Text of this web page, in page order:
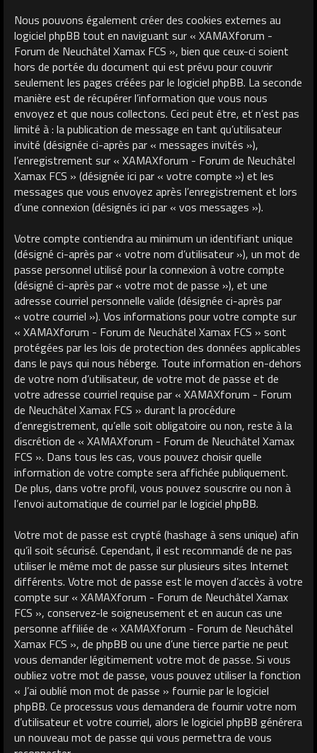
Nous pouvons également créer des cookies externes au
logiciel phpBB tout en naviguant sur « XAMAXforum -
Forum de Neuchâtel Xamax FCS », bien que ceux-ci soient
hors de portée du document qui est prévu pour couvrir
seulement les pages créées par le logiciel phpBB. La seconde
manière est de récupérer l’information que vous nous
envoyez et que nous collectons. Ceci peut être, et n’est pas
limité à : la publication de message en tant qu’utilisateur
invité (désignée ci-après par « messages invités »),
l’enregistrement sur « XAMAXforum - Forum de Neuchâtel
Xamax FCS » (désignée ici par « votre compte ») et les
messages que vous envoyez après l’enregistrement et lors
d’une connexion (désignés ici par « vos messages »).
Votre compte contiendra au minimum un identifiant unique
(désigné ci-après par « votre nom d’utilisateur »), un mot de
passe personnel utilisé pour la connexion à votre compte
(désigné ci-après par « votre mot de passe »), et une
adresse courriel personnelle valide (désignée ci-après par
« votre courriel »). Vos informations pour votre compte sur
« XAMAXforum - Forum de Neuchâtel Xamax FCS » sont
protégées par les lois de protection des données applicables
dans le pays qui nous héberge. Toute information en-dehors
de votre nom d’utilisateur, de votre mot de passe et de
votre adresse courriel requise par « XAMAXforum - Forum
de Neuchâtel Xamax FCS » durant la procédure
d’enregistrement, qu’elle soit obligatoire ou non, reste à la
discrétion de « XAMAXforum - Forum de Neuchâtel Xamax
FCS ». Dans tous les cas, vous pouvez choisir quelle
information de votre compte sera affichée publiquement.
De plus, dans votre profil, vous pouvez souscrire ou non à
l’envoi automatique de courriel par le logiciel phpBB.
Votre mot de passe est crypté (hashage à sens unique) afin
qu’il soit sécurisé. Cependant, il est recommandé de ne pas
utiliser le même mot de passe sur plusieurs sites Internet
différents. Votre mot de passe est le moyen d’accès à votre
compte sur « XAMAXforum - Forum de Neuchâtel Xamax
FCS », conservez-le soigneusement et en aucun cas une
personne affiliée de « XAMAXforum - Forum de Neuchâtel
Xamax FCS », de phpBB ou une d’une tierce partie ne peut
vous demander légitimement votre mot de passe. Si vous
oubliez votre mot de passe, vous pouvez utiliser la fonction
« J’ai oublié mon mot de passe » fournie par le logiciel
phpBB. Ce processus vous demandera de fournir votre nom
d’utilisateur et votre courriel, alors le logiciel phpBB générera
un nouveau mot de passe qui vous permettra de vous